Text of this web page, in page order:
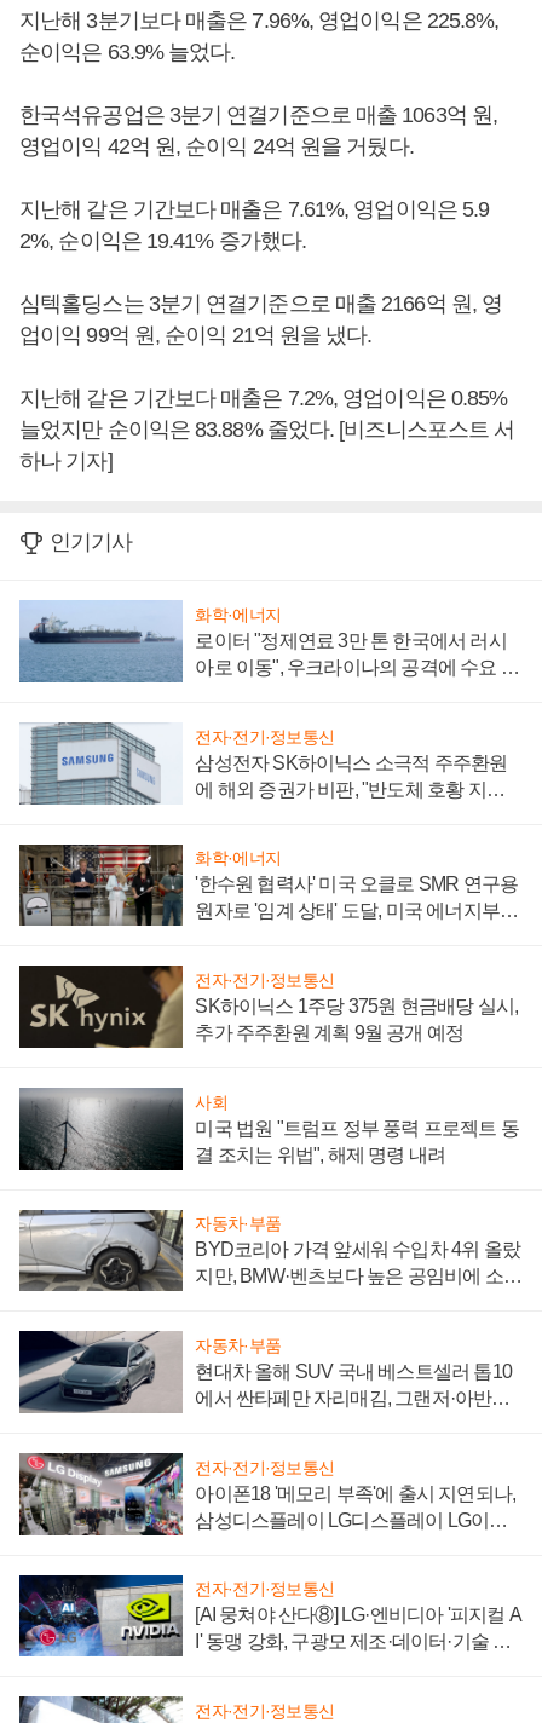
지난해 3분기보다 매출은 7.96%, 영업이익은 225.8%,
순이익은 63.9% 늘었다.
한국석유공업은 3분기 연결기준으로 매출 1063억 원,
영업이익 42억 원, 순이익 24억 원을 거뒀다.
지난해 같은 기간보다 매출은 7.61%, 영업이익은 5.9
2%, 순이익은 19.41% 증가했다.
심텍홀딩스는 3분기 연결기준으로 매출 2166억 원, 영
업이익 99억 원, 순이익 21억 원을 냈다.
지난해 같은 기간보다 매출은 7.2%, 영업이익은 0.85%
늘었지만 순이익은 83.88% 줄었다. [비즈니스포스트 서
하나 기자]
인기기사
화학·에너지
로이터 "정제연료 3만 톤 한국에서 러시
아로 이동", 우크라이나의 공격에 수요 늘
전자·전기·정보통신
삼성전자 SK하이닉스 소극적 주주환원
에 해외 증권가 비판, "반도체 호황 지속
화학·에너지
'한수원 협력사' 미국 오클로 SMR 연구용
원자로 '임계 상태' 도달, 미국 에너지부
전자·전기·정보통신
SK하이닉스 1주당 375원 현금배당 실시,
추가 주주환원 계획 9월 공개 예정
사회
미국 법원 "트럼프 정부 풍력 프로젝트 동
결 조치는 위법", 해제 명령 내려
자동차·부품
BYD코리아 가격 앞세워 수입차 4위 올랐
지만, BMW·벤츠보다 높은 공임비에 소비
자동차·부품
현대차 올해 SUV 국내 베스트셀러 톱10
에서 싼타페만 자리매김, 그랜저·아반떼
전자·전기·정보통신
아이폰18 '메모리 부족'에 출시 지연되나,
삼성디스플레이 LG디스플레이 LG이노
전자·전기·정보통신
[AI 뭉쳐야 산다⑧] LG·엔비디아 '피지컬 A
I' 동맹 강화, 구광모 제조·데이터·기술 결
전자·전기·정보통신